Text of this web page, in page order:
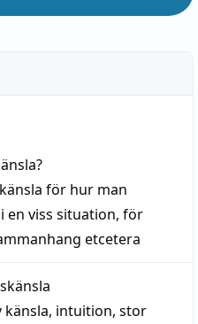
?
känsla för hur man
i en viss situation, för
etcetera
, intuition, stor